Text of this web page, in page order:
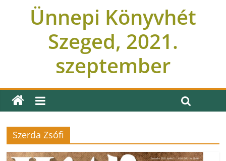
Ünnepi Könyvhét
Szeged, 2021.
szeptember
Szerda Zsófi